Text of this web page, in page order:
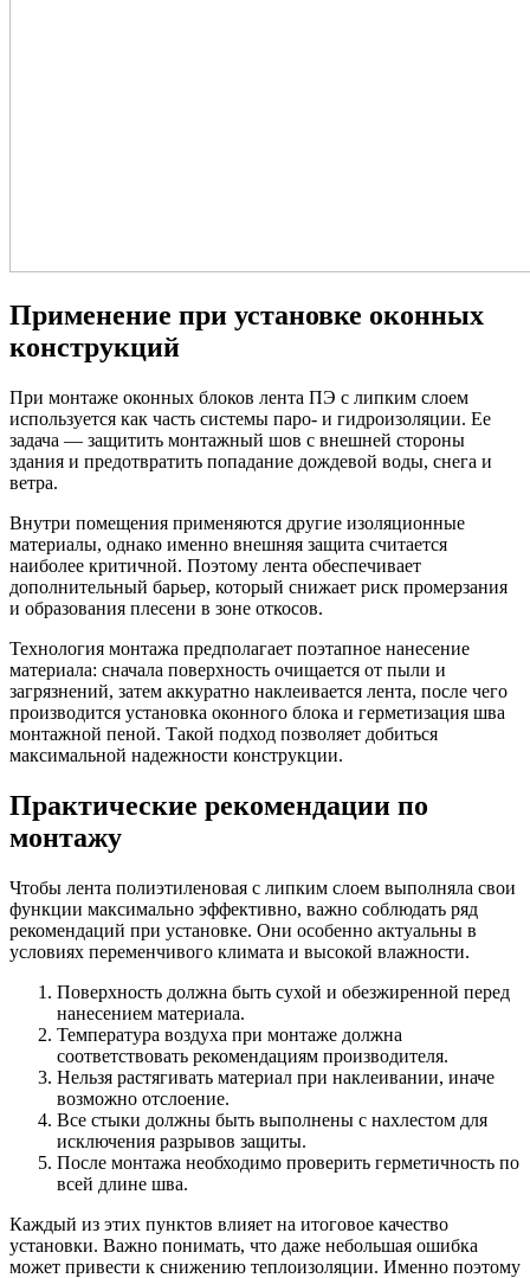
Применение при установке оконных
конструкций
При монтаже оконных блоков лента ПЭ с липким слоем
используется как часть системы паро- и гидроизоляции. Ее
задача — защитить монтажный шов с внешней стороны
здания и предотвратить попадание дождевой воды, снега и
ветра.
Внутри помещения применяются другие изоляционные
материалы, однако именно внешняя защита считается
наиболее критичной. Поэтому лента обеспечивает
дополнительный барьер, который снижает риск промерзания
и образования плесени в зоне откосов.
Технология монтажа предполагает поэтапное нанесение
материала: сначала поверхность очищается от пыли и
загрязнений, затем аккуратно наклеивается лента, после чего
производится установка оконного блока и герметизация шва
монтажной пеной. Такой подход позволяет добиться
максимальной надежности конструкции.
Практические рекомендации по
монтажу
Чтобы лента полиэтиленовая с липким слоем выполняла свои
функции максимально эффективно, важно соблюдать ряд
рекомендаций при установке. Они особенно актуальны в
условиях переменчивого климата и высокой влажности.
Поверхность должна быть сухой и обезжиренной перед
нанесением материала.
Температура воздуха при монтаже должна
соответствовать рекомендациям производителя.
Нельзя растягивать материал при наклеивании, иначе
возможно отслоение.
Все стыки должны быть выполнены с нахлестом для
исключения разрывов защиты.
После монтажа необходимо проверить герметичность по
всей длине шва.
Каждый из этих пунктов влияет на итоговое качество
установки. Важно понимать, что даже небольшая ошибка
может привести к снижению теплоизоляции. Именно поэтому